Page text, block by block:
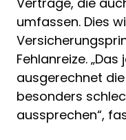
umfassen. Dies
Fehlanreize.
ausgerechnet
besonders
aussprechen“,